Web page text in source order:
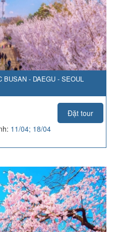
BUSAN - DAEGU - SEOUL
Đặt tour
11/04; 18/04